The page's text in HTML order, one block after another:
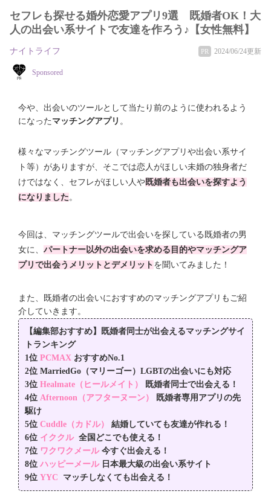
セフレも探せる婚外恋愛アプリ9選 既婚者OK！大
人の出会い系サイトで友達を作ろう♪【女性無料】
ナイトライフ PR 2024/06/24更新
Sponsored
今や、出会いのツールとして当たり前のように使われるよう
になった マッチングアプリ 。
様々なマッチングツール（マッチングアプリや出会い系サイ
ト等）がありますが、そこでは恋人がほしい未婚の独身者だ
けではなく、セフレがほしい人や既婚者も出会いを探すよう
になりました。
今回は、マッチングツールで出会いを探している既婚者の男
女に、 パートナー以外の出会いを求める目的やマッチングア
プリで出会うメリットとデメリット を聞いてみました！
また、既婚者の出会いにおすすめのマッチングアプリもご紹
介していきます。
【編集部おすすめ】既婚者同士が出会えるマッチングサイ
トランキング
1位 PCMAX おすすめNo.1
2位 MarriedGo（マリーゴー） LGBTの出会いにも対応
3位 Healmate（ヒールメイト）
既婚者同士で出会える！
4位 Afternoon（アフターヌーン）
既婚者専用アプリの先
駆け
5位 Cuddle（カドル）
結婚していても友達が作れる！
6位 イククル 全国どこでも使える！
7位 ワクワクメール 今すぐ出会える！
8位 ハッピーメール 日本最大級の出会い系サイト
9位 YYC マッチしなくても出会える！